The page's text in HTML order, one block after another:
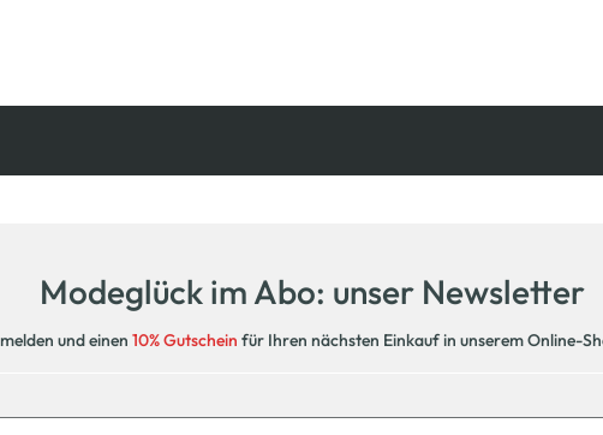
Modeglück im Abo: unser Newsletter
und einen 10% Gutschein für Ihren nächsten Einkauf in unserem Online-